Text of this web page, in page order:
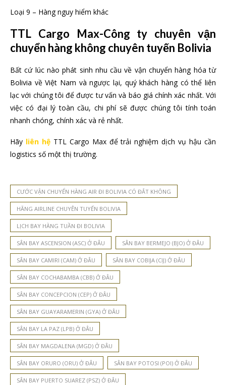
Loại 9 – Hàng nguy hiểm khác
TTL Cargo Max-Công ty chuyên vận
chuyển hàng không chuyên tuyến Bolivia
Bất cứ lúc nào phát sinh nhu cầu về vận chuyển hàng hóa từ
Bolivia về Việt Nam và ngược lại, quý khách hàng có thể liên
lạc với chúng tôi để được tư vấn và báo giá chính xác nhất. Với
việc có đại lý toàn cầu, chi phí sẽ được chúng tôi tính toán
nhanh chóng, chính xác và rẻ nhất.
Hãy liên hệTTL Cargo Max để trải nghiệm dịch vụ hậu cần
logistics số một thị trường.
CƯỚC VẬN CHUYỂN HÀNG AIR ĐI BOLIVIA CÓ ĐẮT KHÔNG
HÃNG AIRLINE CHUYÊN TUYẾN BOLIVIA
LỊCH BAY HÀNG TUẦN ĐI BOLIVIA
SÂN BAY ASCENSION (ASC) Ở ĐÂU SÂN BAY BERMEJO (BJO) Ở ĐÂU
SÂN BAY CAMIRI (CAM) Ở ĐÂU SÂN BAY COBIJA (CIJ) Ở ĐÂU
SÂN BAY COCHABAMBA (CBB) Ở ĐÂU
SÂN BAY CONCEPCION (CEP) Ở ĐÂU
SÂN BAY GUAYARAMERIN (GYA) Ở ĐÂU
SÂN BAY LA PAZ (LPB) Ở ĐÂU
SÂN BAY MAGDALENA (MGD) Ở ĐÂU
SÂN BAY ORURO (ORU) Ở ĐÂU SÂN BAY POTOSI (POI) Ở ĐÂU
SÂN BAY PUERTO SUAREZ (PSZ) Ở ĐÂU